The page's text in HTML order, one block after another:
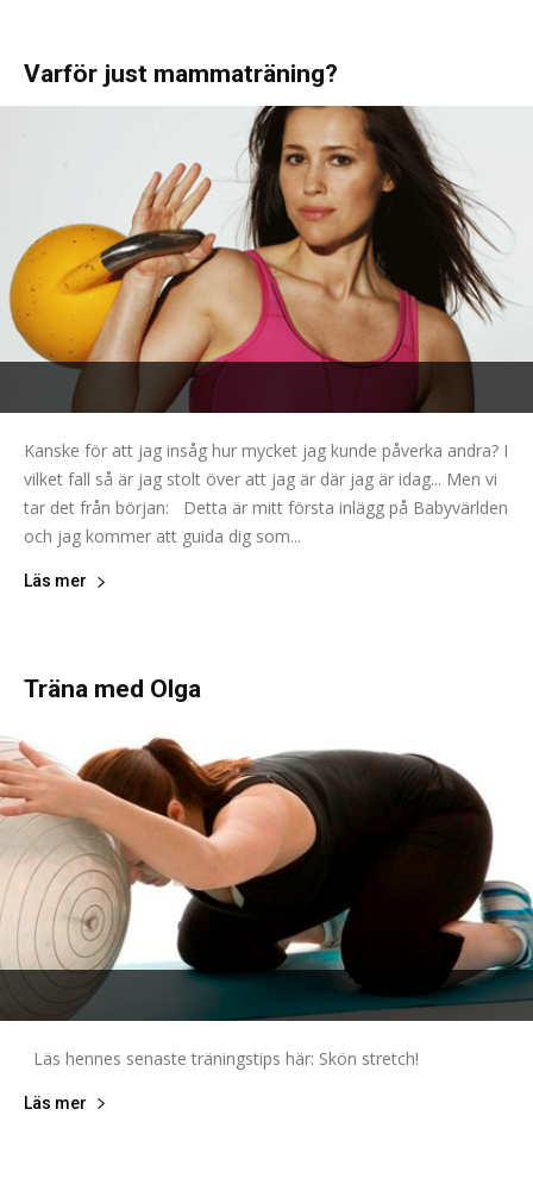
Varför just mammaträning?
Kanske för att jag insåg hur mycket jag kunde påverka andra? I
vilket fall så är jag stolt över att jag är där jag är idag... Men vi
tar det från början: Detta är mitt första inlägg på Babyvärlden
och jag kommer att guida dig som...
Läs mer
Träna med Olga
Läs hennes senaste träningstips här: Skön stretch!
Läs mer